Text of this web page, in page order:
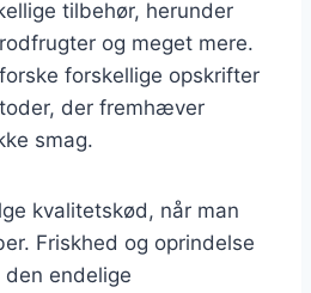
tilbehør, herunder
og meget mere.
forskellige opskrifter
der fremhæver
smag.
kvalitetskød, når man
Friskhed og oprindelse
endelige